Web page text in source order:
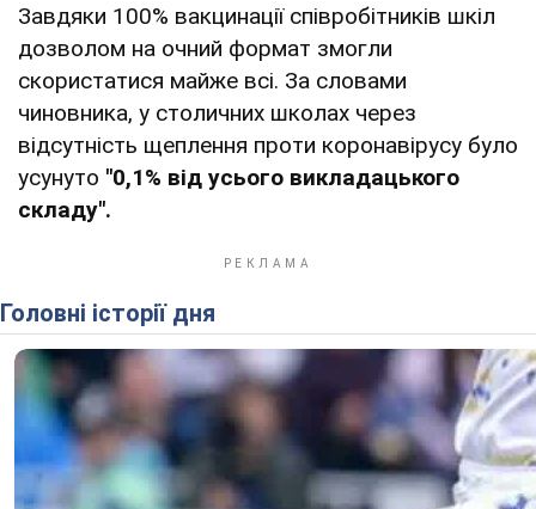
Завдяки 100% вакцинації співробітників шкіл
дозволом на очний формат змогли
скористатися майже всі. За словами
чиновника, у столичних школах через
відсутність щеплення проти коронавірусу було
усунуто "0,1% від усього викладацького
складу".
Головні історії дня